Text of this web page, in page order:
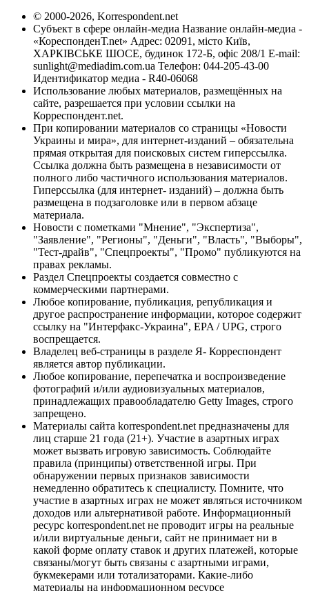
© 2000-2026, Korrespondent.net
Субъект в сфере онлайн-медиа Название онлайн-медиа -
«КореспонденТ.net» Адрес: 02091, місто Київ,
ХАРКІВСЬКЕ ШОСЕ, будинок 172-Б, офіс 208/1 E-mail:
sunlight@mediadim.com.ua Телефон: 044-205-43-00
Идентификатор медиа - R40-06068
Использование любых материалов, размещённых на
сайте, разрешается при условии ссылки на
Корреспондент.net.
При копировании материалов со страницы «Новости
Украины и мира», для интернет-изданий – обязательна
прямая открытая для поисковых систем гиперссылка.
Ссылка должна быть размещена в независимости от
полного либо частичного использования материалов.
Гиперссылка (для интернет- изданий) – должна быть
размещена в подзаголовке или в первом абзаце
материала.
Новости с пометками "Мнение", "Экспертиза",
"Заявление", "Регионы", "Деньги", "Власть", "Выборы",
"Тест-драйв", "Спецпроекты", "Промо" публикуются на
правах рекламы.
Раздел Спецпроекты создается совместно с
коммерческими партнерами.
Любое копирование, публикация, републикация и
другое распространение информации, которое содержит
ссылку на "Интерфакс-Украина", EPA / UPG, строго
воспрещается.
Владелец веб-страницы в разделе Я- Корреспондент
является автор публикации.
Любое копирование, перепечатка и воспроизведение
фотографий и/или аудиовизуальных материалов,
принадлежащих правообладателю Getty Images, строго
запрещено.
Материалы сайта korrespondent.net предназначены для
лиц старше 21 года (21+). Участие в азартных играх
может вызвать игровую зависимость. Соблюдайте
правила (принципы) ответственной игры. При
обнаружении первых признаков зависимости
немедленно обратитесь к специалисту. Помните, что
участие в азартных играх не может являться источником
доходов или альтернативой работе. Информационный
ресурс korrespondent.net не проводит игры на реальные
и/или виртуальные деньги, сайт не принимает ни в
какой форме оплату ставок и других платежей, которые
связаны/могут быть связаны с азартными играми,
букмекерами или тотализаторами. Какие-либо
материалы на информационном ресурсе